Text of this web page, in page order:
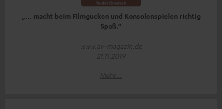
„… macht beim Filmgucken und Konsolenspielen richtig
Spaß.“
www.av-magazin.de
21.11.2019
Mehr...